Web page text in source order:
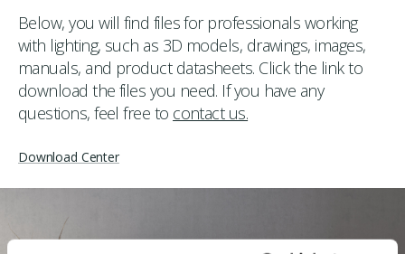
Below, you will find files for professionals working
with lighting, such as 3D models, drawings, images,
manuals, and product datasheets. Click the link to
download the files you need. If you have any
questions, feel free to contact us.
Download Center